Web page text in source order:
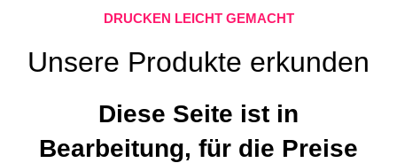
DRUCKEN LEICHT GEMACHT
Unsere Produkte erkunden
Diese Seite ist in
Bearbeitung, für die Preise